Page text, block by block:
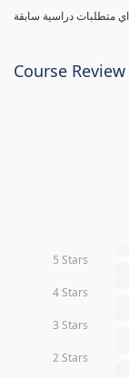
اي متطلبات دراسية سابقة
Course Review
5 Stars
4 Stars
3 Stars
2 Stars